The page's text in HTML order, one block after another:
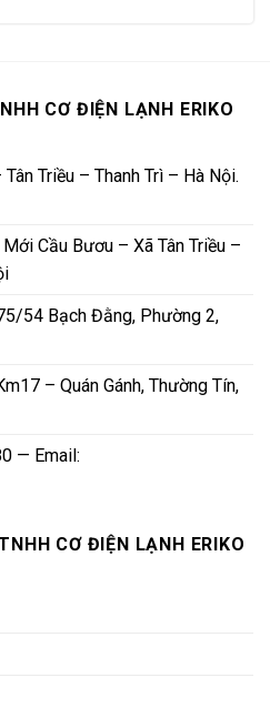
CƠ ĐIỆN LẠNH ERIKO
Triều – Thanh Trì – Hà Nội.
Cầu Bươu – Xã Tân Triều –
54 Bạch Đằng, Phường 2,
– Quán Gánh, Thường Tín,
— Email:
CƠ ĐIỆN LẠNH ERIKO